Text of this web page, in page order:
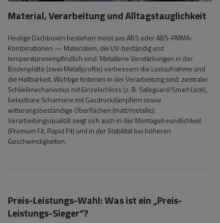
Material, Verarbeitung und Alltagstauglichkeit
Heutige Dachboxen bestehen meist aus ABS oder ABS-PMMA-
Kombinationen — Materialien, die UV-beständig und
temperaturunempfindlich sind. Metallene Verstärkungen in der
Bodenplatte (zwei Metallprofile) verbessern die Lastaufnahme und
die Haltbarkeit. Wichtige Kriterien in der Verarbeitung sind: zentraler
Schließmechanismus mit Einzelschloss (z. B. Safeguard/Smart Lock),
belastbare Scharniere mit Gasdruckdämpfern sowie
witterungsbeständige Oberflächen (matt/metallic).
Verarbeitungsqualität zeigt sich auch in der Montagefreundlichkeit
(Premium Fit, Rapid Fit) und in der Stabilität bei höheren
Geschwindigkeiten.
Preis-Leistungs-Wahl: Was ist ein „Preis-
Leistungs-Sieger“?